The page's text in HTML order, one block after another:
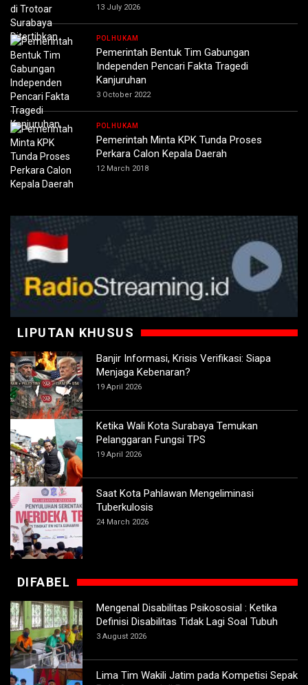
13 July 2026
POLHUKAM
Pemerintah Bentuk Tim Gabungan
Independen Pencari Fakta Tragedi
Kanjuruhan
3 October 2022
POLHUKAM
Pemerintah Minta KPK Tunda Proses
Perkara Calon Kepala Daerah
12 March 2018
LIPUTAN KHUSUS
Banjir Informasi, Krisis Verifikasi: Siapa
Menjaga Kebenaran?
19 April 2026
Ketika Wali Kota Surabaya Temukan
Pelanggaran Fungsi TPS
19 April 2026
Saat Kota Pahlawan Mengeliminasi
Tuberkulosis
24 March 2026
DIFABEL
Mengenal Disabilitas Psikososial : Ketika
Definisi Disabilitas Tidak Lagi Soal Tubuh
3 August 2026
Lima Tim Wakili Jatim pada Kompetisi Sepak